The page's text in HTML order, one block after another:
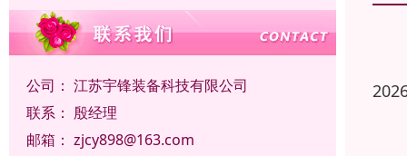
公司： 江苏宇锋装备科技有限公司
联系： 殷经理
邮箱： zjcy898@163.com